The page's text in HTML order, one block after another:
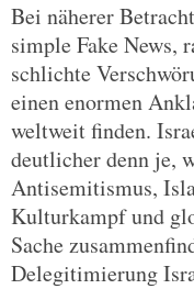
Bei näherer
simple Fake News,
schlichte
einen enormen
weltweit finden.
deutlicher denn je,
Antisemitismus,
Kulturkampf und
Sache
Delegitimierung